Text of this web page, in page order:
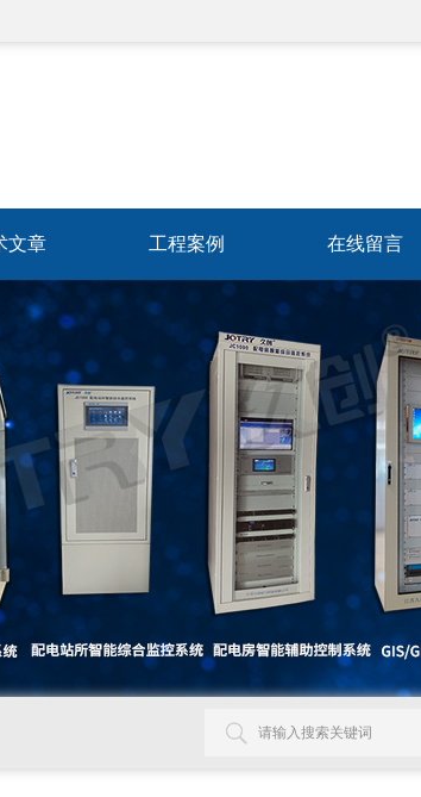
文章 工程案例 在线留言